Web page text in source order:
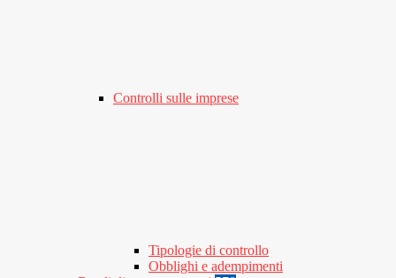
Controlli sulle imprese
Tipologie di controllo
Obblighi e adempimenti